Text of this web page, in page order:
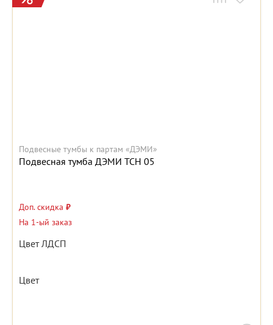
Подвесные тумбы к партам «ДЭМИ»
Подвесная тумба ДЭМИ ТСН 05
Доп. скидка ₽
На 1-ый заказ
Цвет ЛДСП
Цвет